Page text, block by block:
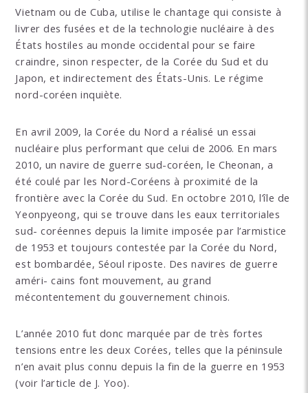
Vietnam ou de Cuba, utilise le chantage qui consiste à
livrer des fusées et de la technologie nucléaire à des
États hostiles au monde occidental pour se faire
craindre, sinon respecter, de la Corée du Sud et du
Japon, et indirectement des États-Unis. Le régime
nord-coréen inquiète.
En avril 2009, la Corée du Nord a réalisé un essai
nucléaire plus performant que celui de 2006. En mars
2010, un navire de guerre sud-coréen, le Cheonan, a
été coulé par les Nord-Coréens à proximité de la
frontière avec la Corée du Sud. En octobre 2010, l’île de
Yeonpyeong, qui se trouve dans les eaux territoriales
sud- coréennes depuis la limite imposée par l’armistice
de 1953 et toujours contestée par la Corée du Nord,
est bombardée, Séoul riposte. Des navires de guerre
améri- cains font mouvement, au grand
mécontentement du gouvernement chinois.
L’année 2010 fut donc marquée par de très fortes
tensions entre les deux Corées, telles que la péninsule
n’en avait plus connu depuis la fin de la guerre en 1953
(voir l’article de J. Yoo).